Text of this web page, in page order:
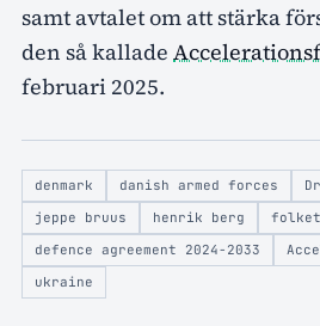
samt avtalet om att stärka
den så kallade
februari 2025.
denmark danish armed forces
jeppe bruus
henrik berg
defence agreement 2024-2033
ukraine